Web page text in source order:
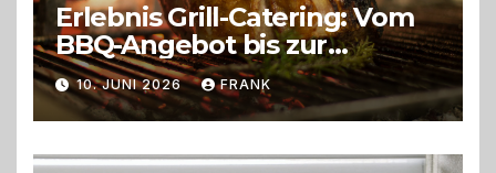
Erlebnis Grill-Catering: Vom
BBQ-Angebot bis zur
perfekten Eventorganisation
Trend zu Outdoor-Events,
Erlebnisgastronomie und
Live-Cooking
10. JUNI 2026 FRANK